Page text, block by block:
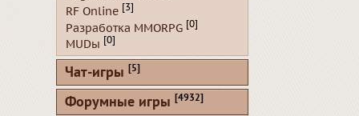
RF Online [3]
Разработка MMORPG [0]
MUDы [0]
Чат-игры [5]
Форумные игры [4932]